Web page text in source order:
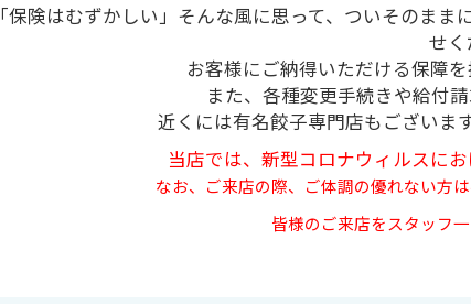
「保険はむずかしい」そんな風に思って、ついそのま
せく
お客様にご納得いただける保障
また、各種変更手続きや給付
近くには有名餃子専門店もございま
当店では、新型コロナウィルスに
なお、ご来店の際、ご体調の優れない方
皆様のご来店をスタッフ